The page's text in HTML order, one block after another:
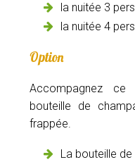
la nuitée 3
la nuitée 4
Option
Accompagnez
bouteille de
frappée.
La bouteille